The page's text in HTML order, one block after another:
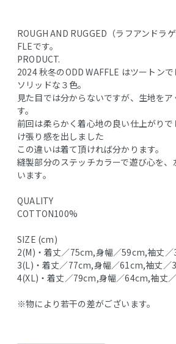
ROUGH AND RUGGED（ラフアンドラ
FLEです。
PRODUCT.
2024 秋冬のODD WAFFLE はツートン
ソリッドな３色。
見た目では分からないですが、生地を
す。
前回は柔らかく着心地の良い仕上がり
け張り感を出しました
この違いは着て頂ければ分かります。
縫製部分のステッチカラーで遊び心を、
います。
QUALITY
COTTON100%
SIZE (cm)
2(M)・着丈／75cm,身幅／59cm,袖丈
3(L)・着丈／77cm,身幅／61cm,袖丈／
4(XL)・着丈／79cm,身幅／64cm,袖丈
※物により若干の差がございます。